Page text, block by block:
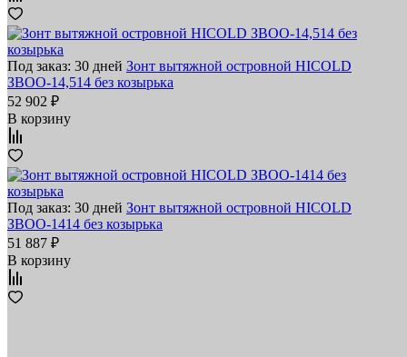
Под заказ: 30 дней Зонт вытяжной островной HICOLD
ЗВОО-14,514 без козырька
52 902 ₽
В корзину
Под заказ: 30 дней Зонт вытяжной островной HICOLD
ЗВОО-1414 без козырька
51 887 ₽
В корзину